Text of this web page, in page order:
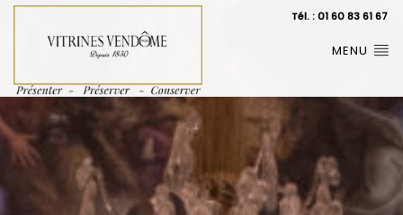
Tél. : 01 60 83 61 67
MENU